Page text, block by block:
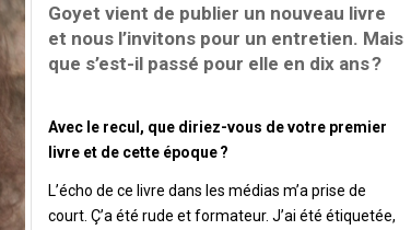
Goyet vient de publier un nouveau livre
et nous l’invitons pour un entretien. Mais
que s’est-il passé pour elle en dix ans ?
Avec le recul, que diriez-vous de votre premier
livre et de cette époque ?
L’écho de ce livre dans les médias m’a prise de
court. Ç’a été rude et formateur. J’ai été étiquetée,